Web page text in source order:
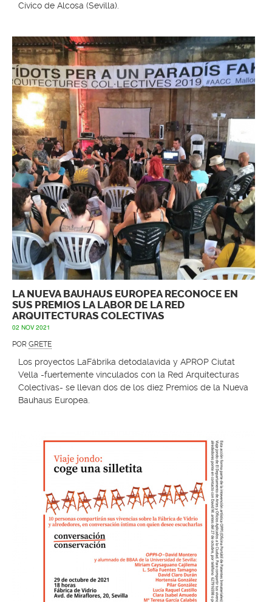
Cívico de Alcosa (Sevilla).
LA NUEVA BAUHAUS EUROPEA RECONOCE EN
SUS PREMIOS LA LABOR DE LA RED
ARQUITECTURAS COLECTIVAS
02 NOV 2021
POR GRETE
Los proyectos LaFábrika detodalavida y APROP Ciutat
Vella -fuertemente vinculados con la Red Arquitecturas
Colectivas- se llevan dos de los diez Premios de la Nueva
Bauhaus Europea.